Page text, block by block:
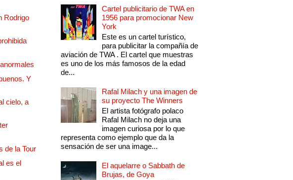
Rodrigo
Y
cielo, a
de la Tour
es el
Cartel publicitario de TWA en
1956 para promocionar New
York
Este es un cartel turístico,
para publicitar la compañía de
aviación de TWA . El cartel que muestras
es uno de los más famosos de la edad
de...
Rafal Milach y una imagen de
su proyecto The Winners
El artista fotógrafo polaco
Rafal Milach no deja una
imagen curiosa por lo que
representa como ejemplo que da la
sensación de ser una image...
El aquelarre o Sabbath de
Brujas, de Goya